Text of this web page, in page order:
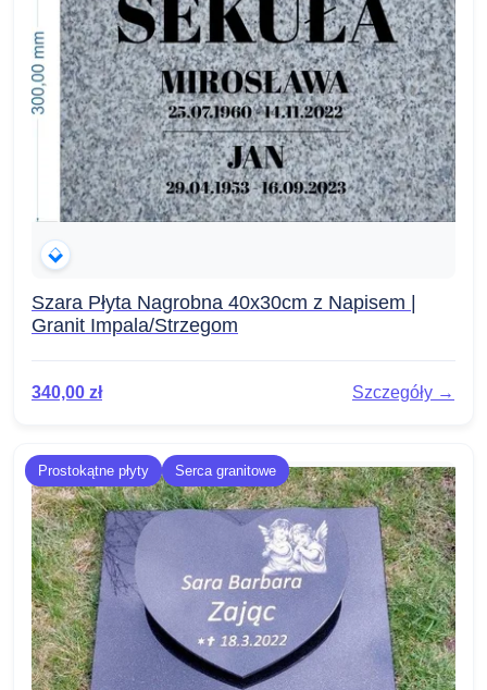
Szara Płyta Nagrobna 40x30cm z Napisem |
Granit Impala/Strzegom
340,00 zł Szczegóły →
Prostokątne płyty Serca granitowe